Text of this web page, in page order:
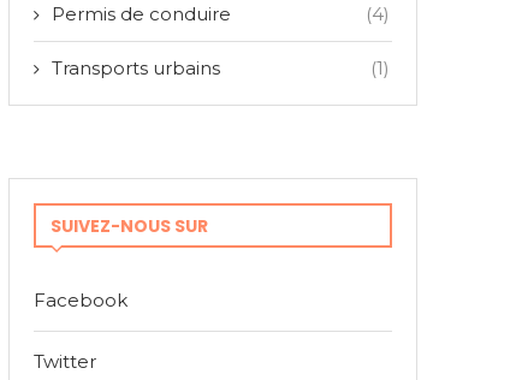
Permis de conduire (4)
Transports urbains (1)
SUIVEZ-NOUS SUR
Facebook
Twitter